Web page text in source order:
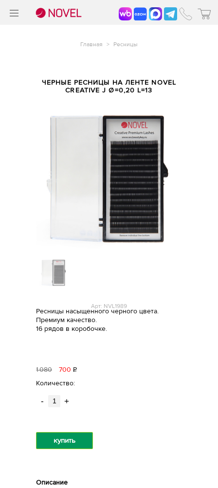
Главная > Ресницы
ЧЕРНЫЕ РЕСНИЦЫ НА ЛЕНТЕ NOVEL
CREATIVE J Ø=0,20 L=13
Арт: NVL1989
Ресницы насыщенного черного цвета.
Премиум качество.
16 рядов в коробочке.
1080 700 Р
Количество:
- +
купить
Описание